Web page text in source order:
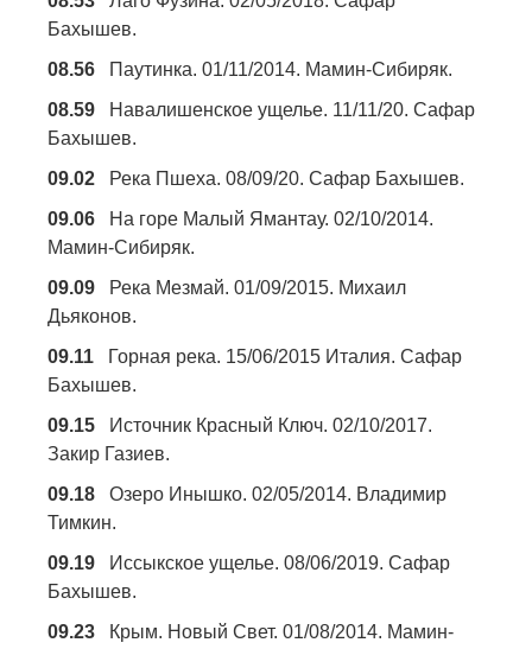
Бахышев.
08.56 Паутинка. 01/11/2014. Мамин-Сибиряк.
08.59 Навалишенское ущелье. 11/11/20. Сафар
Бахышев.
09.02 Река Пшеха. 08/09/20. Сафар Бахышев.
09.06 На горе Малый Ямантау. 02/10/2014.
Мамин-Сибиряк.
09.09 Река Мезмай. 01/09/2015. Михаил
Дьяконов.
09.11 Горная река. 15/06/2015 Италия. Сафар
Бахышев.
09.15 Источник Красный Ключ. 02/10/2017.
Закир Газиев.
09.18 Озеро Инышко. 02/05/2014. Владимир
Тимкин.
09.19 Иссыкское ущелье. 08/06/2019. Сафар
Бахышев.
09.23 Крым. Новый Свет. 01/08/2014. Мамин-